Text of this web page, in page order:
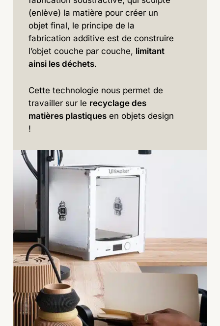
(enlève) la matière pour créer un
objet final, le principe de la
fabrication additive est de construire
l’objet couche par couche, limitant
ainsi les déchets.
Cette technologie nous permet de
travailler sur le recyclage des
matières plastiques en objets design
!